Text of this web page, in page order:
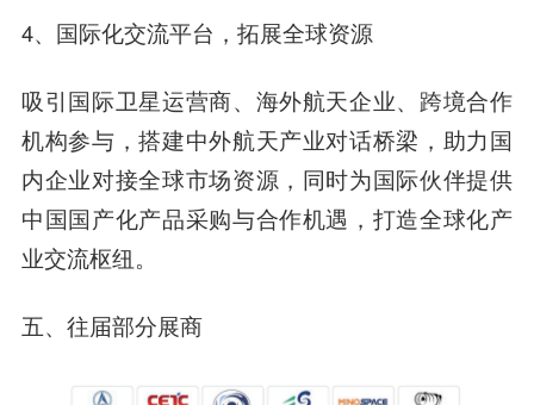
4、国际化交流平台，拓展全球资源
吸引国际卫星运营商、海外航天企业、跨境合作
机构参与，搭建中外航天产业对话桥梁，助力国
内企业对接全球市场资源，同时为国际伙伴提供
中国国产化产品采购与合作机遇，打造全球化产
业交流枢纽。
五、往届部分展商